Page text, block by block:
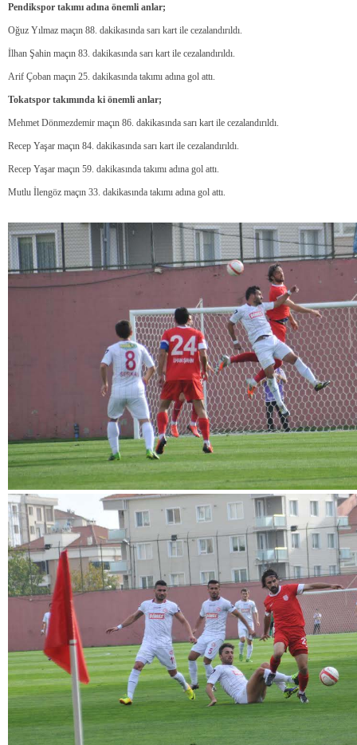
Pendikspor takımı adına önemli anlar;
Oğuz Yılmaz maçın 88. dakikasında sarı kart ile cezalandırıldı.
İlhan Şahin maçın 83. dakikasında sarı kart ile cezalandırıldı.
Arif Çoban maçın 25. dakikasında takımı adına gol attı.
Tokatspor takımında ki önemli anlar;
Mehmet Dönmezdemir maçın 86. dakikasında sarı kart ile cezalandırıldı.
Recep Yaşar maçın 84. dakikasında sarı kart ile cezalandırıldı.
Recep Yaşar maçın 59. dakikasında takımı adına gol attı.
Mutlu İlengöz maçın 33. dakikasında takımı adına gol attı.